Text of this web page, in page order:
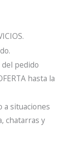
pedido
hasta la
a situaciones
chatarras y